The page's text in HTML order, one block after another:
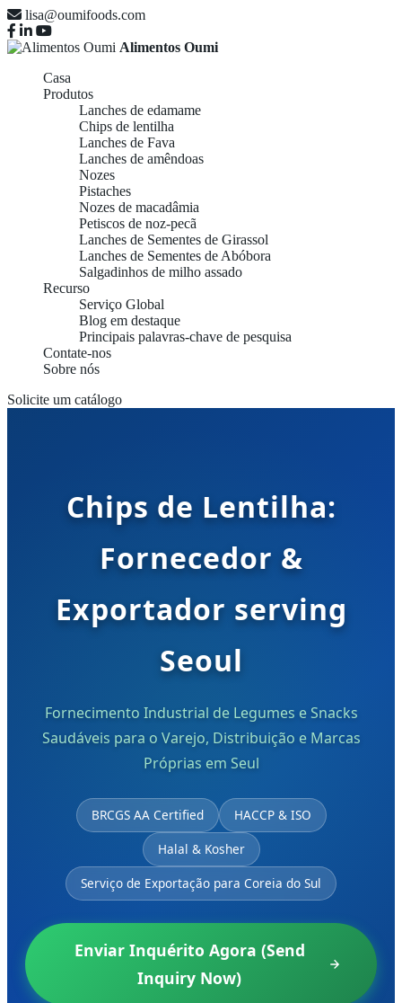
lisa@oumifoods.com
Alimentos Oumi
Casa
Produtos
Lanches de edamame
Chips de lentilha
Lanches de Fava
Lanches de amêndoas
Nozes
Pistaches
Nozes de macadâmia
Petiscos de noz-pecã
Lanches de Sementes de Girassol
Lanches de Sementes de Abóbora
Salgadinhos de milho assado
Recurso
Serviço Global
Blog em destaque
Principais palavras-chave de pesquisa
Contate-nos
Sobre nós
Solicite um catálogo
Chips de Lentilha:
Fornecedor &
Exportador serving
Seoul
Fornecimento Industrial de Legumes e Snacks
Saudáveis para o Varejo, Distribuição e Marcas
Próprias em Seul
BRCGS AA Certified
HACCP & ISO
Halal & Kosher
Serviço de Exportação para Coreia do Sul
Enviar Inquérito Agora (Send
Inquiry Now)